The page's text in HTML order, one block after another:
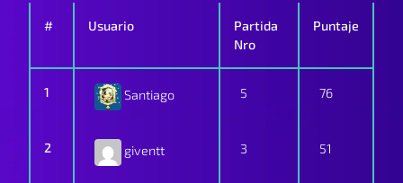
# Usuario
Partida
Nro
Puntaje
1 Santiago 5 76
2 giventt 3 51